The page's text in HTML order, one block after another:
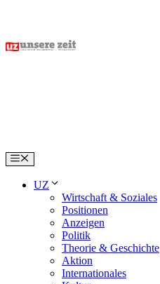
content
Menu
UZ
Wirtschaft & Soziales
Positionen
Anzeigen
Politik
Theorie & Geschichte
Aktion
Internationales